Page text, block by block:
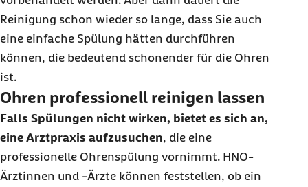
Reinigung schon wieder so lange, dass Sie auch
eine einfache Spülung hätten durchführen
können, die bedeutend schonender für die Ohren
ist.
Ohren professionell reinigen lassen
Falls Spülungen nicht wirken, bietet es sich an,
eine Arztpraxis aufzusuchen, die eine
professionelle Ohrenspülung vornimmt. HNO-
Ärztinnen und -Ärzte können feststellen, ob ein